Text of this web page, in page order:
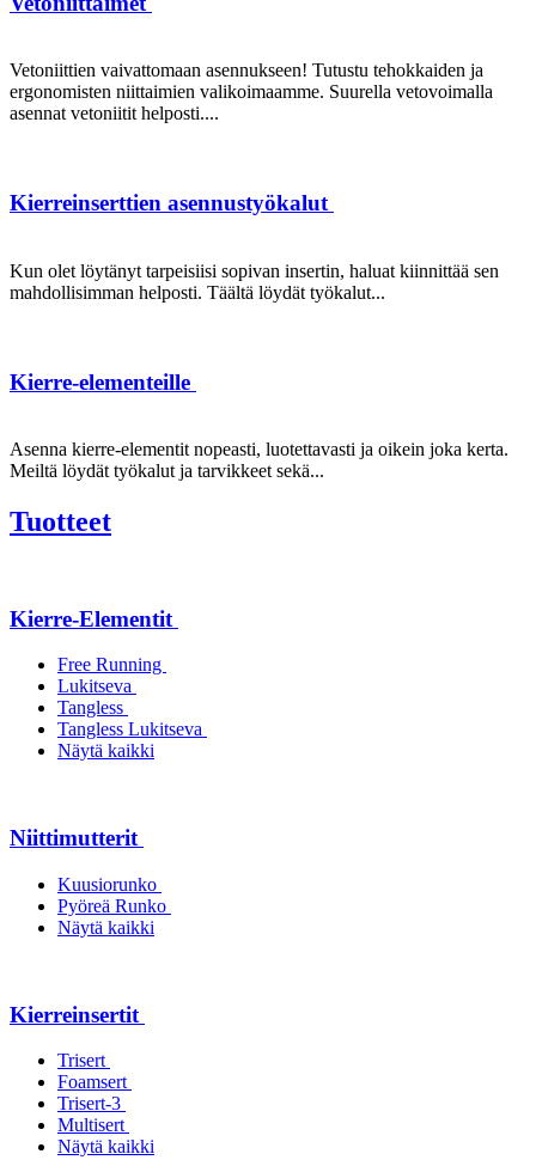
Vetoniittien vaivattomaan asennukseen! Tutustu tehokkaiden ja
ergonomisten niittaimien valikoimaamme. Suurella vetovoimalla
asennat vetoniitit helposti....
Kierreinserttien asennustyökalut
Kun olet löytänyt tarpeisiisi sopivan insertin, haluat kiinnittää sen
mahdollisimman helposti. Täältä löydät työkalut...
Kierre-elementeille
Asenna kierre-elementit nopeasti, luotettavasti ja oikein joka kerta.
Meiltä löydät työkalut ja tarvikkeet sekä...
Tuotteet
Kierre-Elementit
Free Running
Lukitseva
Tangless
Tangless Lukitseva
Näytä kaikki
Niittimutterit
Kuusiorunko
Pyöreä Runko
Näytä kaikki
Kierreinsertit
Trisert
Foamsert
Trisert-3
Multisert
Näytä kaikki